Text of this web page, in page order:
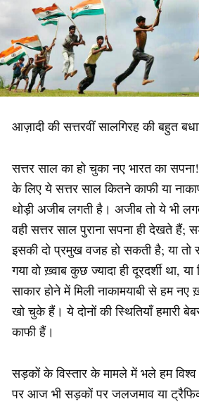
आज़ादी की सत्तरवीं सालगिरह की बहुत
सत्तर साल का हो चुका नए भारत का
के लिए ये सत्तर साल कितने काफी या
थोड़ी अजीब लगती है। अजीब तो ये भी
वही सत्तर साल पुराना सपना ही देखते हैं;
इसकी दो प्रमुख वजह हो सकती है; या तो
गया वो ख़्वाब कुछ ज्यादा ही दूरदर्शी था,
साकार होने में मिली नाकामयाबी से हम नए
खो चुके हैं। ये दोनों की स्थितियाँ हमारी
काफी हैं।
सड़कों के विस्तार के मामले में भले हम विश्व
पर आज भी सड़कों पर जलजमाव या